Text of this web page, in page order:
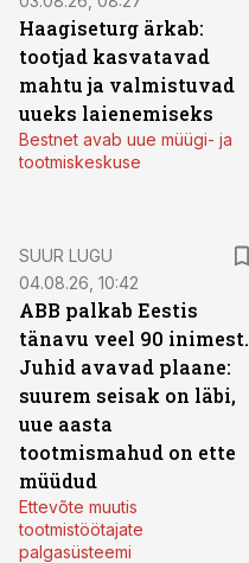
Haagiseturg ärkab:
tootjad kasvatavad
mahtu ja valmistuvad
uueks laienemiseks
Bestnet avab uue müügi- ja
tootmiskeskuse
SUUR LUGU
04.08.26, 10:42
ABB palkab Eestis
tänavu veel 90 inimest.
Juhid avavad plaane:
suurem seisak on läbi,
uue aasta
tootmismahud on ette
müüdud
Ettevõte muutis
tootmistöötajate
palgasüsteemi